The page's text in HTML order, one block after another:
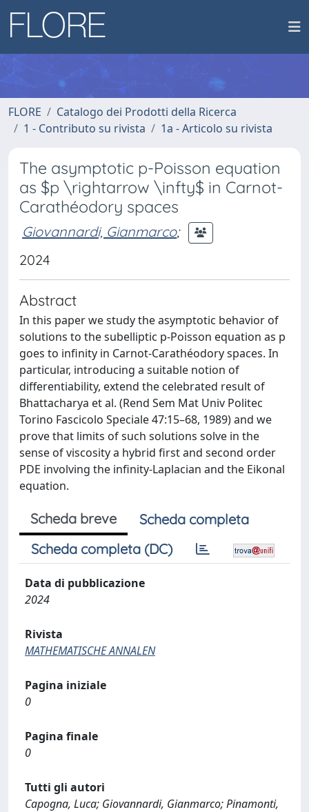
FLORE
Catalogo dei Prodotti della Ricerca
1 - Contributo su rivista
1a - Articolo su rivista
The asymptotic p-Poisson equation
as $p \rightarrow \infty$ in Carnot-
Carathéodory spaces
Giovannardi, Gianmarco;
2024
Abstract
In this paper we study the asymptotic behavior of
solutions to the subelliptic p-Poisson equation as p
goes to infinity in Carnot-Carathéodory spaces. In
particular, introducing a suitable notion of
differentiability, extend the celebrated result of
Bhattacharya et al. (Rend Sem Mat Univ Politec
Torino Fascicolo Speciale 47:15–68, 1989) and we
prove that limits of such solutions solve in the
sense of viscosity a hybrid first and second order
PDE involving the infinity-Laplacian and the Eikonal
equation.
Scheda breve
Scheda completa
Scheda completa (DC)
Data di pubblicazione
2024
Rivista
MATHEMATISCHE ANNALEN
Pagina iniziale
0
Pagina finale
0
Tutti gli autori
Capogna, Luca; Giovannardi, Gianmarco; Pinamonti,